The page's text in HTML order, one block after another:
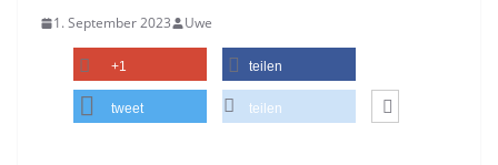
1. September 2023 Uwe
+1 teilen
tweet teilen